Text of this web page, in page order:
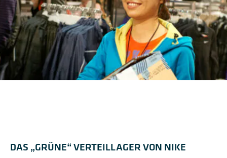
DAS „GRÜNE“ VERTEILLAGER VON NIKE